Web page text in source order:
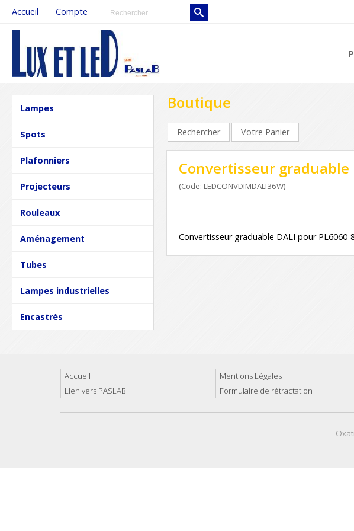
Accueil Compte
Lampes
Spots
Plafonniers
Projecteurs
Rouleaux
Aménagement
Tubes
Lampes industrielles
Encastrés
Boutique
Rechercher Votre Panier
Convertisseur graduable
(Code: LEDCONVDIMDALI36W)
Convertisseur graduable DALI pour PL6060-
Accueil Mentions Légales
Lien vers PASLAB
Formulaire de rétractation